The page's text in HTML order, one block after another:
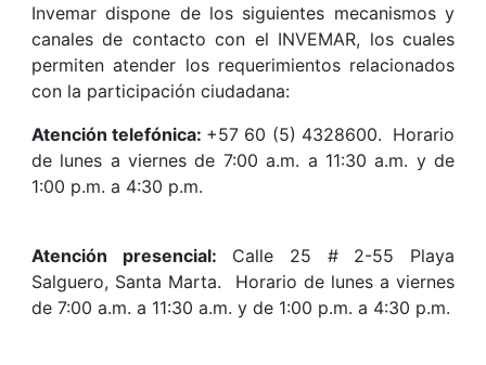
Invemar dispone de los siguientes mecanismos y
canales de contacto con el INVEMAR, los cuales
permiten atender los requerimientos relacionados
con la participación ciudadana:
Atención telefónica: +57 60 (5) 4328600. Horario
de lunes a viernes de 7:00 a.m. a 11:30 a.m. y de
1:00 p.m. a 4:30 p.m.
Atención presencial: Calle 25 # 2-55 Playa
Salguero, Santa Marta. Horario de lunes a viernes
de 7:00 a.m. a 11:30 a.m. y de 1:00 p.m. a 4:30 p.m.